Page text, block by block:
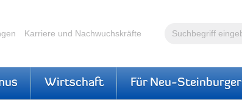
Volltextsuche
Karriere und Nachwuchskräfte
Wirtschaft Für Neu-Steinburger